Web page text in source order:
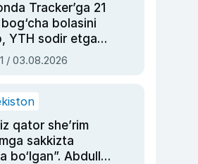
Tracker’ga 21
bolasini
YTH sodir etgan
sud hukmi o‘qildi
/ 03.08.2026
qator she’rim
sakkizta
bo‘lgan”. Abdulla